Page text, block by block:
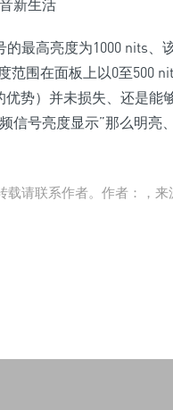
的最高亮度为1000 nits、
范围在面板上以0至500
优势）并未损失、还是
信号亮度显示”那么明亮
请联系作者。作者：，来